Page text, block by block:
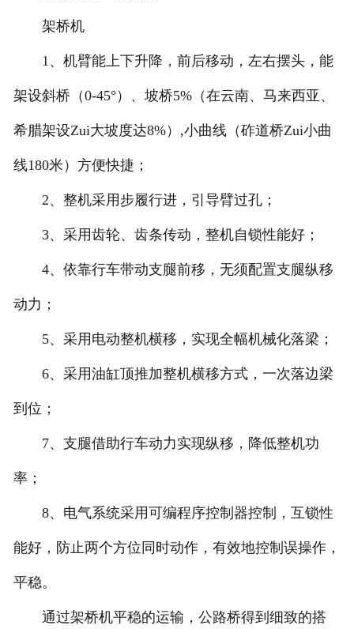
架桥机
1、机臂能上下升降，前后移动，左右摆头，能
架设斜桥（0-45°）、坡桥5%（在云南、马来西亚、
希腊架设Zui大坡度达8%）,小曲线（砟道桥Zui小曲
线180米）方便快捷；
2、整机采用步履行进，引导臂过孔；
3、采用齿轮、齿条传动，整机自锁性能好；
4、依靠行车带动支腿前移，无须配置支腿纵移
动力；
5、采用电动整机横移，实现全幅机械化落梁；
6、采用油缸顶推加整机横移方式，一次落边梁
到位；
7、支腿借助行车动力实现纵移，降低整机功
率；
8、电气系统采用可编程序控制器控制，互锁性
能好，防止两个方位同时动作，有效地控制误操作，
平稳。
通过架桥机平稳的运输，公路桥得到细致的搭